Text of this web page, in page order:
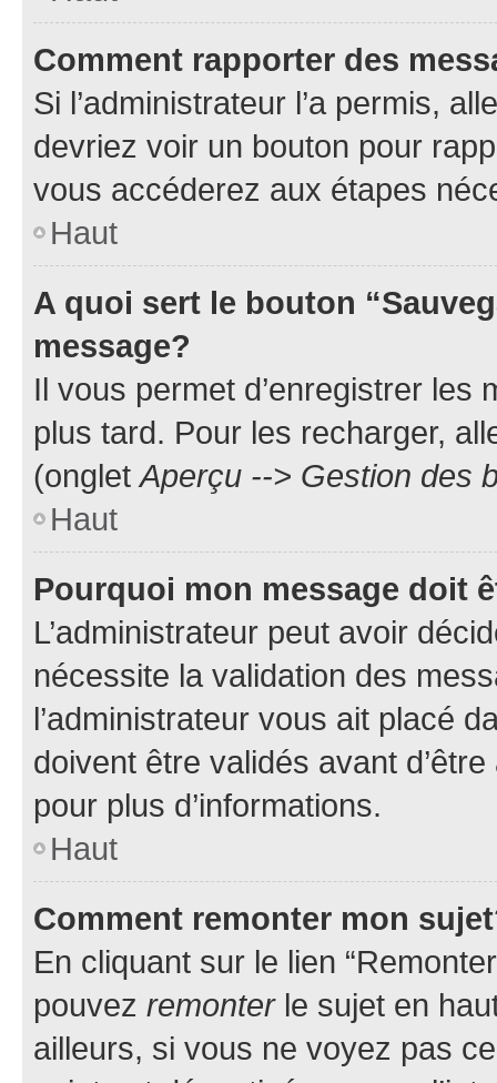
Comment rapporter des
Si l’administrateur l’a permis,
devriez voir un bouton pour
vous accéderez aux étapes
Haut
A quoi sert le bouton
message?
Il vous permet d’enregistrer
plus tard. Pour les recharger,
(ongletAperçu --> Gestion des
Haut
Pourquoi mon message doit
L’administrateur peut avoir
nécessite la validation des
l’administrateur vous ait placé
doivent être validés avant
pour plus d’informations.
Haut
Comment remonter mon
En cliquant sur le lien
pouvez remonterle sujet en
ailleurs, si vous ne voyez pas